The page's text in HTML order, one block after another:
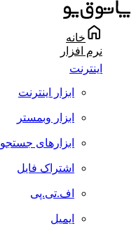
خانه
نرم افزار
اینترنت
ابزار اینترنت
ابزار وبمستر
ابزارهای جستجو
اشتراک فایل
اف.تی.پی
ایمیل